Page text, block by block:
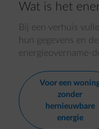
Wat is het
Bij een verhuis
hun gegevens en
energieovername-
Voor een
zonder
hernieuwbare
energie